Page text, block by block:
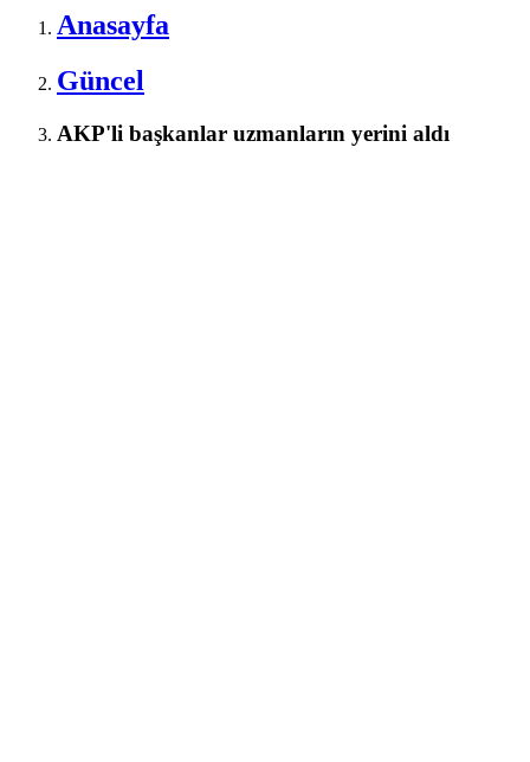
Anasayfa
Güncel
AKP'li başkanlar uzmanların yerini aldı